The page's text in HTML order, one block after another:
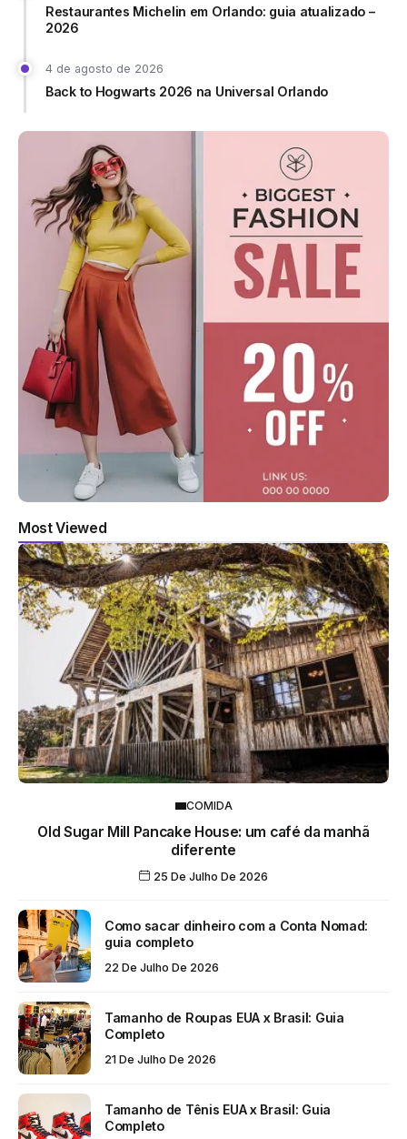
Restaurantes Michelin em Orlando: guia atualizado –
2026
4 de agosto de 2026
Back to Hogwarts 2026 na Universal Orlando
Most Viewed
COMIDA
Old Sugar Mill Pancake House: um café da manhã
diferente
25 De Julho De 2026
Como sacar dinheiro com a Conta Nomad:
guia completo
22 De Julho De 2026
Tamanho de Roupas EUA x Brasil: Guia
Completo
21 De Julho De 2026
Tamanho de Tênis EUA x Brasil: Guia
Completo